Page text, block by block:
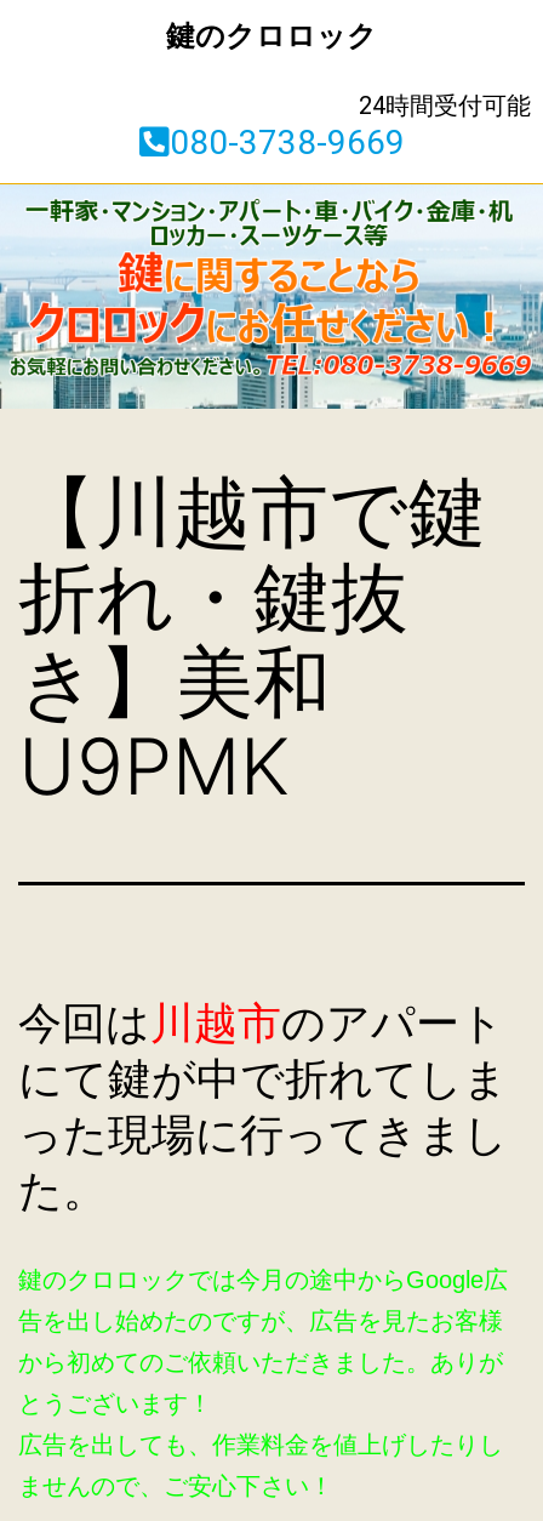
鍵のクロロック
24時間受付可能
080-3738-9669
【川越市で鍵
折れ・鍵抜
き】美和
U9PMK
今回は 川越市のアパート
にて鍵が中で折れてしま
った現場に行ってきまし
た。
鍵のクロロックでは今月の途中からGoogle広
告を出し始めたのですが、広告を見たお客様
から初めてのご依頼いただきました。ありが
とうございます！
広告を出しても、作業料金を値上げしたりし
ませんので、ご安心下さい！